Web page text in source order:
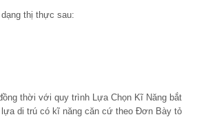
thị thực sau:
thời với quy trình Lựa Chọn Kĩ Năng bắt
di trú có kĩ năng căn cứ theo Đơn Bày tỏ